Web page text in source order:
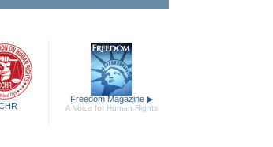
Freedom Magazine ▶
A Voice for Human Rights